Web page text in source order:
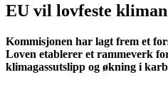
EU vil lovfeste
Kommisjonen har lagt frem et
Loven etablerer et rammeverk
klimagassutslipp og økning i